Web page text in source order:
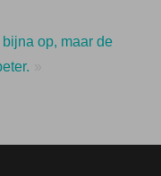
op, maar de